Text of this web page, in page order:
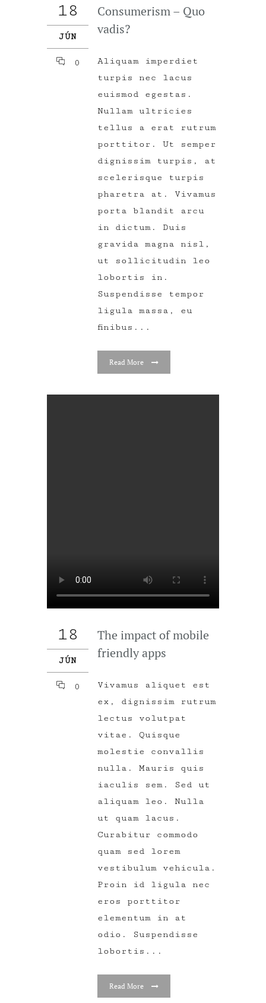
18
JÚN
0
Consumerism – Quo
vadis?
Aliquam imperdiet
turpis nec lacus
euismod egestas.
Nullam ultricies
tellus a erat rutrum
porttitor. Ut semper
dignissim turpis, at
scelerisque turpis
pharetra at. Vivamus
porta blandit arcu
in dictum. Duis
gravida magna nisl,
ut sollicitudin leo
lobortis in.
Suspendisse tempor
ligula massa, eu
finibus...
Read More
18
JÚN
0
The impact of mobile
friendly apps
Vivamus aliquet est
ex, dignissim rutrum
lectus volutpat
vitae. Quisque
molestie convallis
nulla. Mauris quis
iaculis sem. Sed ut
aliquam leo. Nulla
ut quam lacus.
Curabitur commodo
quam sed lorem
vestibulum vehicula.
Proin id ligula nec
eros porttitor
elementum in at
odio. Suspendisse
lobortis...
Read More